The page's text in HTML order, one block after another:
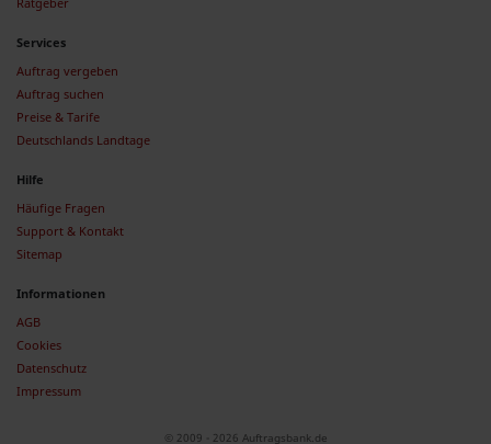
Services
Auftrag vergeben
Auftrag suchen
Preise & Tarife
Deutschlands Landtage
Hilfe
Häufige Fragen
Support & Kontakt
Sitemap
Informationen
AGB
Cookies
Datenschutz
Impressum
© 2009 - 2026 Auftragsbank.de